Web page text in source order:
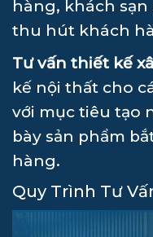
hàng, khách
thu hút khách
Tư vấn thiết kế
kế nội thất cho
với mục tiêu tạo
bày sản phẩm
hàng.
Quy Trình Tư